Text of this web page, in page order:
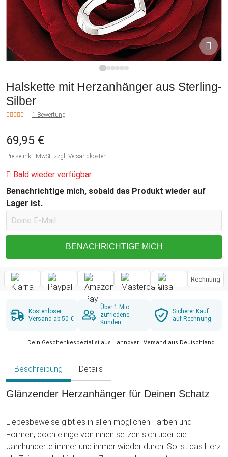
Halskette mit Herzanhänger aus Sterling-
Silber
1 Bewertung
69,95 €
Preise inkl. MwSt. zzgl. Versandkosten
Bald wieder verfügbar
Benachrichtige mich, sobald das Produkt wieder auf
Lager ist.
BENACHRICHTIGE MICH
Rechnung
Kostenloser
Versand ab 50 €
Über 1 Mio.
zufriedene
Kunden
Sicherer Kauf
auf Rechnung
Dein Geschenkespezialist aus Hannover | Versand aus Deutschland
Beschreibung Details
Glänzender Herzanhänger für Deinen Schatz
Liebesbeweise gibt es in allen möglichen Farben und
Formen, doch einige von ihnen setzen sich über die
Jahrhunderte immer und immer wieder durch. So ist das Herz